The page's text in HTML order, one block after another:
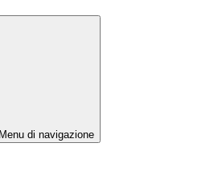
Menu di navigazione